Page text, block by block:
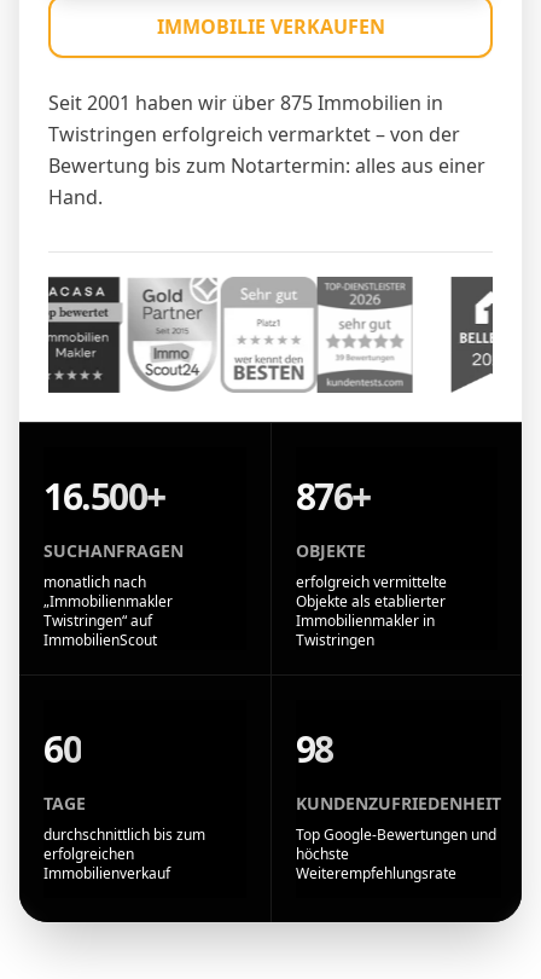
Seit 2001 haben wir über 875 Immobilien in
Twistringen erfolgreich vermarktet – von der
Bewertung bis zum Notartermin: alles aus einer
Hand.
IMMOBILIE VERKAUFEN
16.500+
SUCHANFRAGEN
monatlich nach
„Immobilienmakler
Twistringen“ auf
ImmobilienScout
876+
OBJEKTE
erfolgreich vermittelte
Objekte als etablierter
Immobilienmakler in
Twistringen
60
TAGE
durchschnittlich bis zum
erfolgreichen
Immobilienverkauf
98
KUNDENZUFRIEDENHEIT
Top Google-Bewertungen und
höchste
Weiterempfehlungsrate